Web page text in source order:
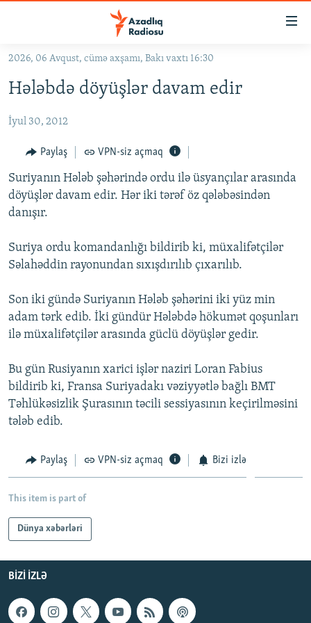
Əsas
qayıt
naviqasiyaya
Axtarışa
keç
KORRUPSIOMETR
#ƏSLINDƏ
FƏRQƏ BAX
QANUNI DOĞRU
ARAŞDIRMA
MULTIMEDIA
FOTOQALEREYA
OXU ZALI
AZƏRBAYCAN ƏDƏBIYYATI KITABXANASI
İZ - MƏDƏNIYYƏT PROQRAMI
HAQQIMIZDA
MATERIALLARIMIZDAN ISTIFADƏ
AZADLIQRADIOSU MOBIL TELEFONUNUZDA
BIZIMLƏ ƏLAQƏ
BIZI IZLƏ
RFE/RL-in bütün saytları
2026, 06 Avqust, cümə axşamı, Bakı vaxtı 16:30
Hələbdə döyüşlər davam edir
İyul 30, 2012
Paylaş VPN-siz açmaq
Suriyanın Hələb şəhərində ordu ilə üsyançılar arasında
döyüşlər davam edir. Hər iki tərəf öz qələbəsindən
danışır.
Suriya ordu komandanlığı bildirib ki, müxalifətçilər
Səlahəddin rayonundan sıxışdırılıb çıxarılıb.
Son iki gündə Suriyanın Hələb şəhərini iki yüz min
adam tərk edib. İki gündür Hələbdə hökumət qoşunları
ilə müxalifətçilər arasında güclü döyüşlər gedir.
Bu gün Rusiyanın xarici işlər naziri Loran Fabius
bildirib ki, Fransa Suriyadakı vəziyyətlə bağlı BMT
Təhlükəsizlik Şurasının təcili sessiyasının keçirilməsini
tələb edib.
Paylaş VPN-siz açmaq Bizi izlə
This item is part of
Dünya xəbərləri
BIZI IZLƏ